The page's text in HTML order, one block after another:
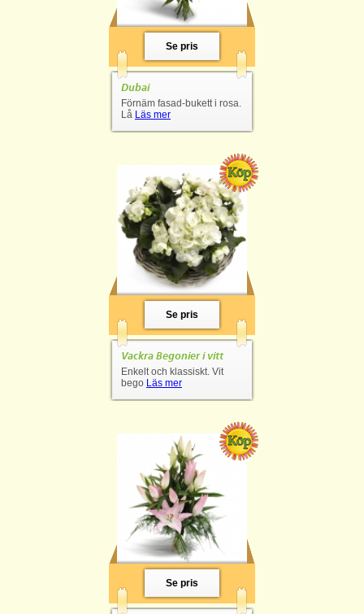
Se pris
Dubai
Förnäm fasad-bukett i rosa.
Lå Läs mer
Se pris
Vackra Begonier i vitt
Enkelt och klassiskt. Vit
bego Läs mer
Se pris